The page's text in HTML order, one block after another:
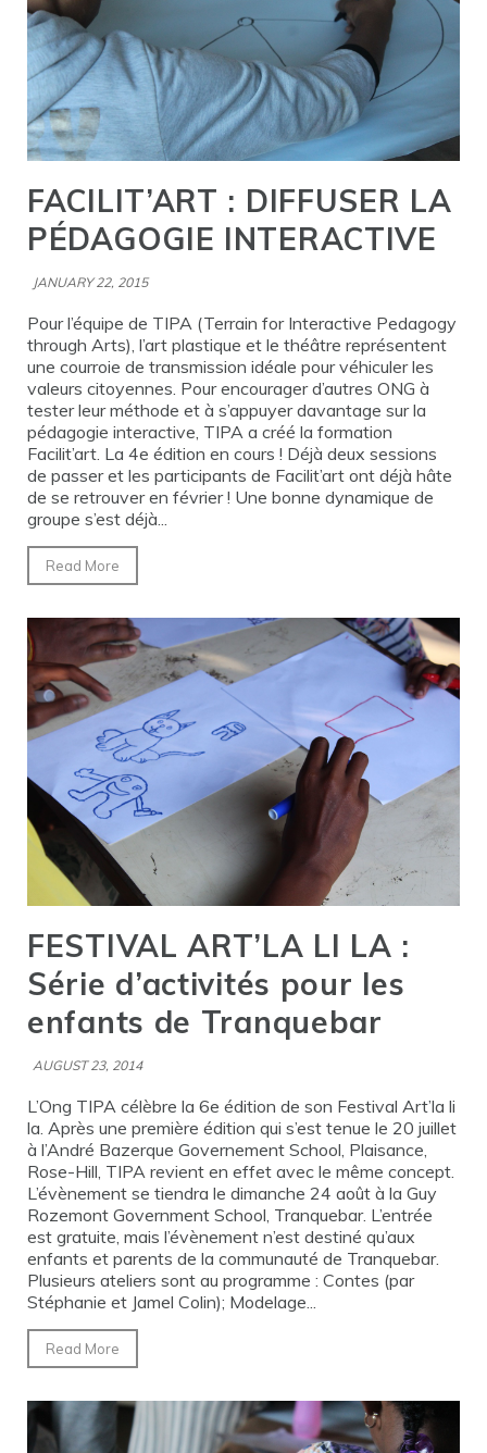
FACILIT’ART : DIFFUSER LA
PÉDAGOGIE INTERACTIVE
JANUARY 22, 2015
Pour l’équipe de TIPA (Terrain for Interactive Pedagogy
through Arts), l’art plastique et le théâtre représentent
une courroie de transmission idéale pour véhiculer les
valeurs citoyennes. Pour encourager d’autres ONG à
tester leur méthode et à s’appuyer davantage sur la
pédagogie interactive, TIPA a créé la formation
Facilit’art. La 4e édition en cours ! Déjà deux sessions
de passer et les participants de Facilit’art ont déjà hâte
de se retrouver en février ! Une bonne dynamique de
groupe s’est déjà...
Read More
FESTIVAL ART’LA LI LA :
Série d’activités pour les
enfants de Tranquebar
AUGUST 23, 2014
L’Ong TIPA célèbre la 6e édition de son Festival Art’la li
la. Après une première édition qui s’est tenue le 20 juillet
à l’André Bazerque Governement School, Plaisance,
Rose-Hill, TIPA revient en effet avec le même concept.
L’évènement se tiendra le dimanche 24 août à la Guy
Rozemont Government School, Tranquebar. L’entrée
est gratuite, mais l’évènement n’est destiné qu’aux
enfants et parents de la communauté de Tranquebar.
Plusieurs ateliers sont au programme : Contes (par
Stéphanie et Jamel Colin); Modelage...
Read More